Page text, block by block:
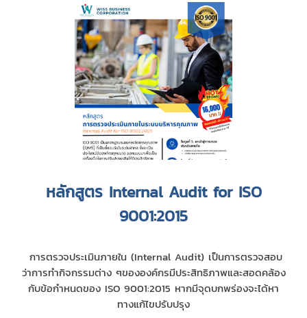
หลักสูตร Internal Audit for ISO
9001:2015
การตรวจประเมินภายใน (Internal Audit) เป็นการตรวจสอบ
ว่าการทำกิจกรรมต่าง ๆขององค์กรมีประสิทธิภาพและสอดคล้อง
กับข้อกำหนดของ ISO 9001:2015 หากมีจุดบกพร่องจะได้หา
ทางแก้ไขปรับปรุง